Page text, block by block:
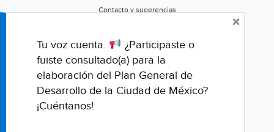
Contacto y sugerencias
Califica este portal
Tu voz cuenta.
¿Participaste o
fuiste consultado(a) para la
elaboración del Plan General de
Desarrollo de la Ciudad de México?
¡Cuéntanos!
×